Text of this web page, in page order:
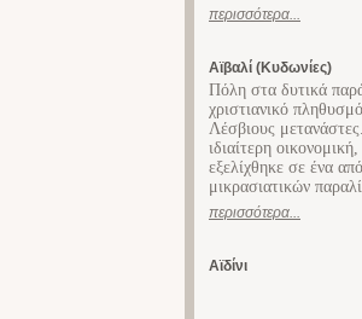
περισσότερα...
Αϊβαλί (Κυδωνίες)
Πόλη στα δυτικά
χριστιανικό
Λέσβιους
ιδιαίτερη
εξελίχθηκε σε ένα
μικρασιατικών
περισσότερα...
Αϊδίνι